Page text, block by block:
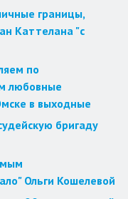
границы,
Каттелана "с
по
любовные
в выходные
бригаду
Ольги Кошелевой